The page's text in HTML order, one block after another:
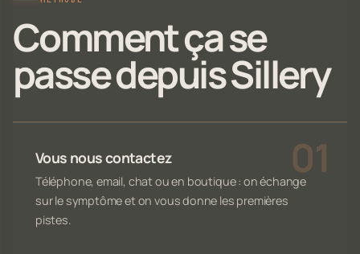
Comment ça se
passe depuis Sillery
Vous nous contactez
Téléphone, email, chat ou en boutique : on échange
sur le symptôme et on vous donne les premières
pistes.